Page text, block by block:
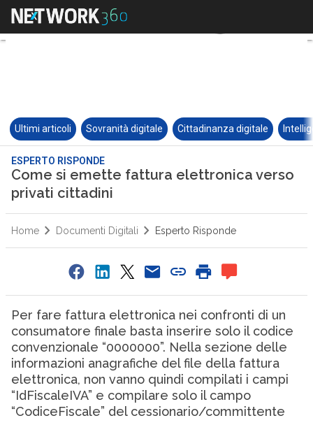
Ultimi articoli Sovranità digitale Cittadinanza digitale
ESPERTO RISPONDE
Come si emette fattura elettronica verso
privati cittadini
Home Documenti Digitali Esperto Risponde
Per fare fattura elettronica nei confronti di un
consumatore finale basta inserire solo il codice
convenzionale “0000000”. Nella sezione delle
informazioni anagrafiche del file della fattura
elettronica, non vanno quindi compilati i campi
“IdFiscaleIVA” e compilare solo il campo
“CodiceFiscale” del cessionario/committente